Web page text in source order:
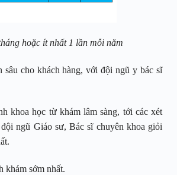
hoặc ít nhất 1 lần mỗi năm
cho khách hàng, với đội ngũ y bác sĩ
khoa học từ khám lâm sàng, tới các xét
ngũ Giáo sư, Bác sĩ chuyên khoa giỏi
khám sớm nhất.